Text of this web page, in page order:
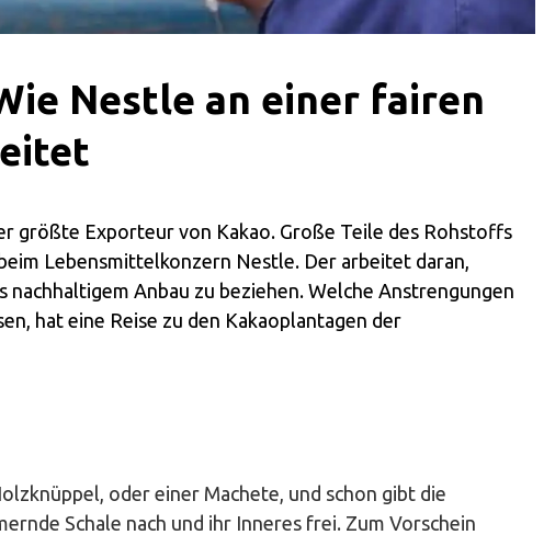
Nestle an einer fairen
größte Exporteur von Kakao. Große Teile des Rohstoffs
Lebensmittelkonzern Nestle. Der arbeitet daran,
nachhaltigem Anbau zu beziehen. Welche Anstrengungen
hat eine Reise zu den Kakaoplantagen der
oder einer Machete, und schon gibt die
Schale nach und ihr Inneres frei. Zum Vorschein